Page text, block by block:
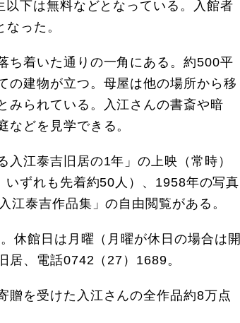
下は無料などとなっている。入館者
った。
着いた通りの一角にある。約500平
の建物が立つ。母屋は他の場所から移
みられている。入江さんの書斎や暗
などを見学できる。
江泰吉旧居の1年」の上映（常時）
ずれも先着約50人）、1958年の写真
泰吉作品集」の自由閲覧がある。
休館日は月曜（月曜が休日の場合は開
居、電話0742（27）1689。
を受けた入江さんの全作品約8万点